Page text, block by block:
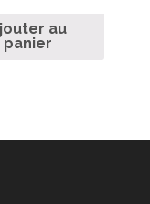
au
panier